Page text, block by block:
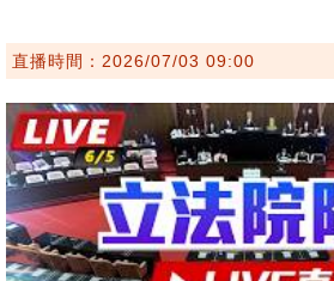
直播時間：2026/07/03 09:00